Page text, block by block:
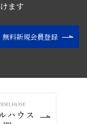
ます
無料新規会員登録